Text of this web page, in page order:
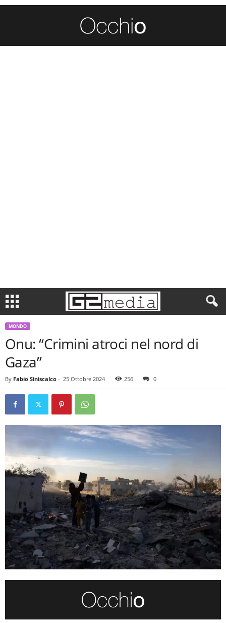
MONDO
Onu: “Crimini atroci nel nord di
Gaza”
By Fabio Siniscalco - 25 Ottobre 2024 256 0